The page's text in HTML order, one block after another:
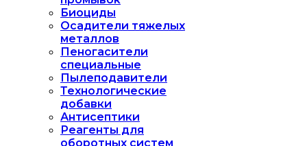
Биоциды
Осадители тяжелых
металлов
Пеногасители
специальные
Пылеподавители
Технологические
добавки
Антисептики
Реагенты для
оборотных систем